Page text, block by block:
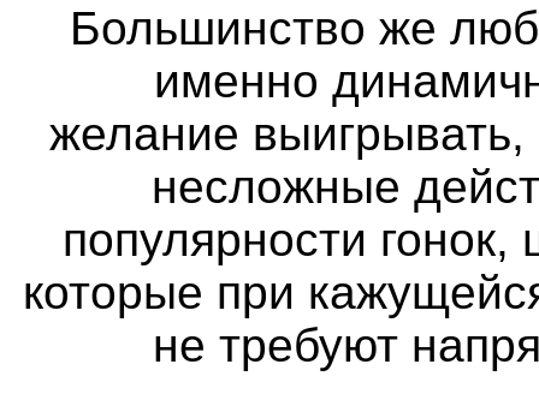
Большинство же
именно
желание
несложные
популярности
которые при
не требуют